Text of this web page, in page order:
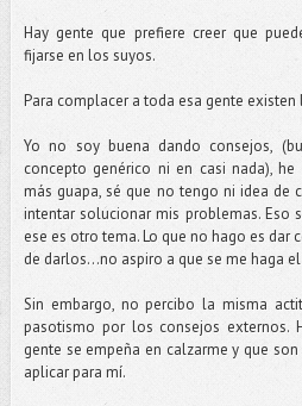
Hay gente que prefiere creer que
fijarse en los suyos.
Para complacer a toda esa gente existen
Yo no soy buena dando consejos,
concepto genérico ni en casi nada),
más guapa, sé que no tengo ni idea de
intentar solucionar mis problemas. Eso
ese es otro tema. Lo que no hago es dar
de darlos...no aspiro a que se me haga
Sin embargo, no percibo la misma
pasotismo por los consejos externos.
gente se empeña en calzarme y que
aplicar para mí.